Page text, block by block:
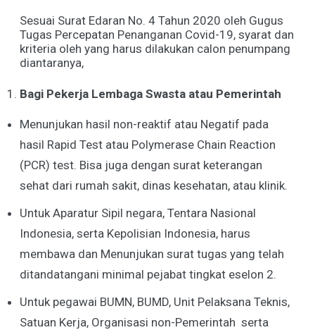
Sesuai Surat Edaran No. 4 Tahun 2020 oleh Gugus
Tugas Percepatan Penanganan Covid-19, syarat dan
kriteria oleh yang harus dilakukan calon penumpang
diantaranya,
Bagi Pekerja Lembaga Swasta atau Pemerintah
Menunjukan hasil non-reaktif atau Negatif pada
hasil Rapid Test atau Polymerase Chain Reaction
(PCR) test. Bisa juga dengan surat keterangan
sehat dari rumah sakit, dinas kesehatan, atau klinik.
Untuk Aparatur Sipil negara, Tentara Nasional
Indonesia, serta Kepolisian Indonesia, harus
membawa dan Menunjukan surat tugas yang telah
ditandatangani minimal pejabat tingkat eselon 2.
Untuk pegawai BUMN, BUMD, Unit Pelaksana Teknis,
Satuan Kerja, Organisasi non-Pemerintah serta